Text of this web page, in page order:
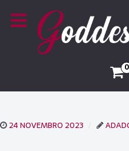
0
24 NOVEMBRO 2023